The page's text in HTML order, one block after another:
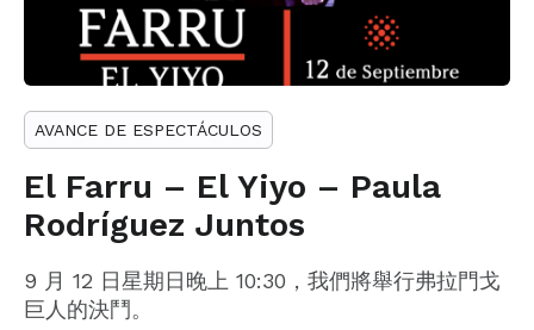
AVANCE DE ESPECTÁCULOS
El Farru – El Yiyo – Paula
Rodríguez Juntos
9 月 12 日星期日晚上 10:30，我們將舉行弗拉門戈
巨人的決鬥。